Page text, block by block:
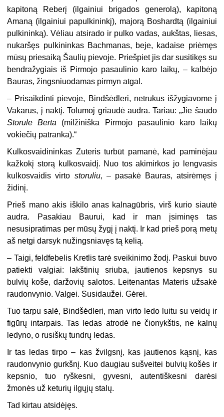
kapitoną Reberį (ilgainiui brigados generolą), kapitoną
Amaną (ilgainiui papulkininkį), majorą Boshardtą (ilgainiui
pulkininką). Vėliau atsirado ir pulko vadas, aukštas, liesas,
nukaršęs pulkininkas Bachmanas, beje, kadaise priėmęs
mūsų priesaiką Šaulių pievoje. Priešpiet jis dar susitikęs su
bendražygiais iš Pirmojo pasaulinio karo laikų, – kalbėjo
Bauras, žingsniuodamas pirmyn atgal.
– Prisaikdinti pievoje, Bindšėdleri, netrukus išžygiavome į
Vakarus, į naktį. Tolumoj griaudė audra. Tariau: „Jie šaudo
Storule Berta (milžiniška Pirmojo pasaulinio karo laikų
vokiečių patranka).“
Kulkosvaidininkas Zuteris turbūt pamanė, kad paminėjau
kažkokį storą kulkosvaidį. Nuo tos akimirkos jo lengvasis
kulkosvaidis virto storuliu, – pasakė Bauras, atsirėmęs į
židinį.
Prieš mano akis iškilo anas kalnagūbris, virš kurio siautė
audra. Pasakiau Baurui, kad ir man įsiminęs tas
nesusipratimas per mūsų žygį į naktį. Ir kad prieš porą metų
aš netgi darsyk nužingsniavęs tą kelią.
– Taigi, feldfebelis Kretlis tarė sveikinimo žodį. Paskui buvo
patiekti valgiai: lakštinių sriuba, jautienos kepsnys su
bulvių koše, daržovių salotos. Leitenantas Materis užsakė
raudonvynio. Valgei. Susidaužei. Gėrei.
Tuo tarpu salė, Bindšėdleri, man virto ledo luitu su veidų ir
figūrų intarpais. Tas ledas atrodė ne čionykštis, ne kalnų
ledyno, o rusiškų tundrų ledas.
Ir tas ledas tirpo – kas žvilgsnį, kas jautienos kąsnį, kas
raudonvynio gurkšnį. Kuo daugiau sušveitei bulvių košės ir
kepsnio, tuo ryškesni, gyvesni, autentiškesni darėsi
žmonės už keturių ilgųjų stalų.
Tad kirtau atsidėjęs.